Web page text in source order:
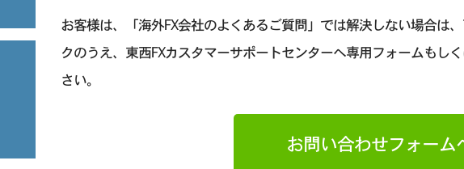
お客様は、「海外FX会社のよくあるご質問」では解決しない場合は
クのうえ、東西FXカスタマーサポートセンターへ専用フォームもし
さい。
お問い合わせフォーム